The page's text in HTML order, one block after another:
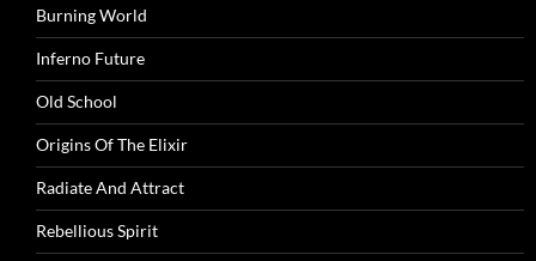
Burning World
Inferno Future
Old School
Origins Of The Elixir
Radiate And Attract
Rebellious Spirit